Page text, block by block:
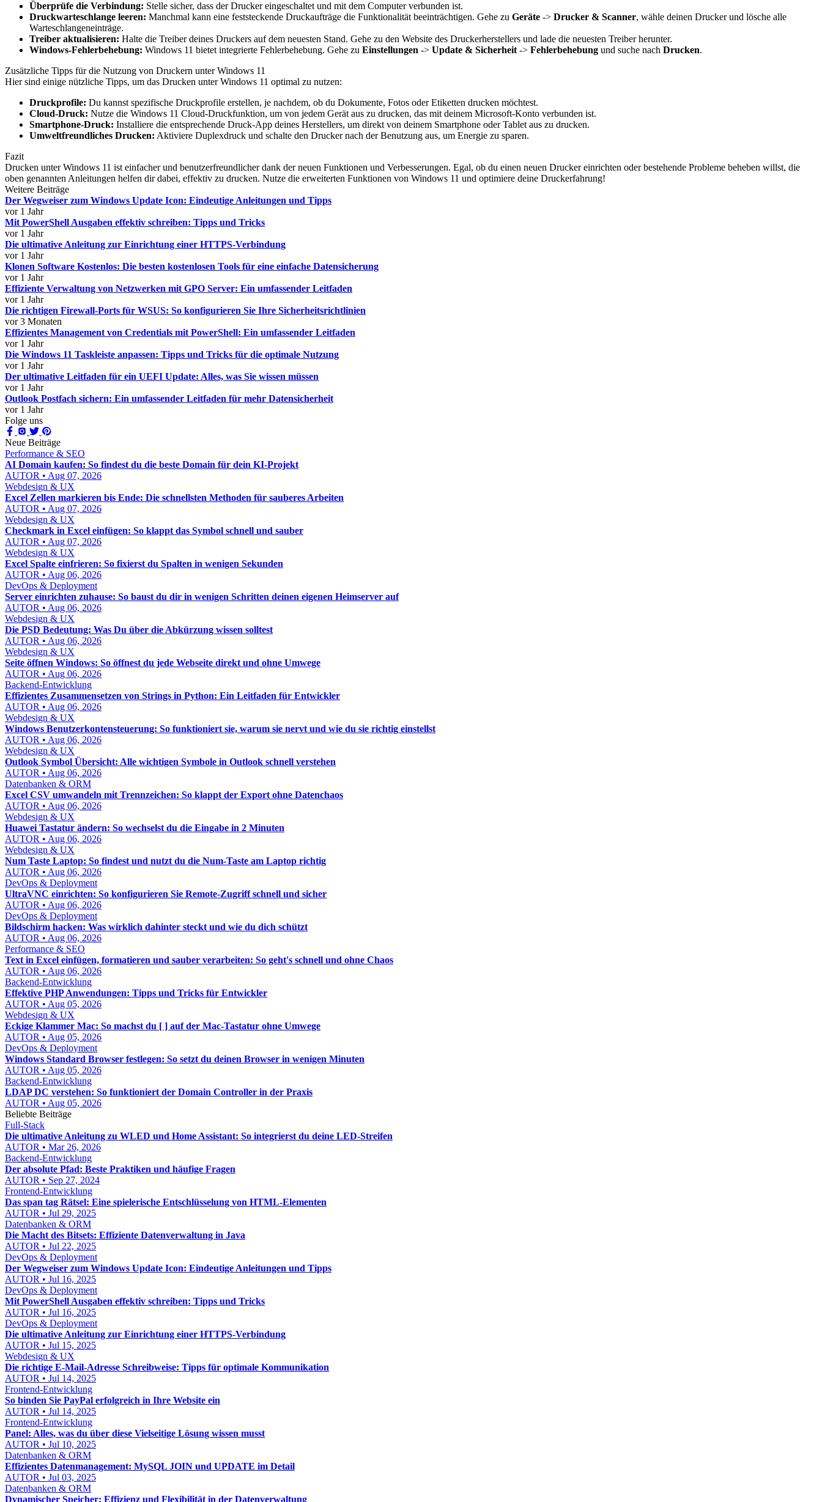
Überprüfe die Verbindung: Stelle sicher, dass der Drucker eingeschaltet und mit dem Computer verbunden ist.
Druckwarteschlange leeren: Manchmal kann eine feststeckende Druckaufträge die Funktionalität beeinträchtigen. Gehe zu Geräte -> Drucker & Scanner, wähle deinen Drucker und lösche alle
Warteschlangeneinträge.
Treiber aktualisieren: Halte die Treiber deines Druckers auf dem neuesten Stand. Gehe zu den Website des Druckerherstellers und lade die neuesten Treiber herunter.
Windows-Fehlerbehebung: Windows 11 bietet integrierte Fehlerbehebung. Gehe zu Einstellungen -> Update & Sicherheit -> Fehlerbehebung und suche nach Drucken.
Zusätzliche Tipps für die Nutzung von Druckern unter Windows 11
Hier sind einige nützliche Tipps, um das Drucken unter Windows 11 optimal zu nutzen:
Druckprofile: Du kannst spezifische Druckprofile erstellen, je nachdem, ob du Dokumente, Fotos oder Etiketten drucken möchtest.
Cloud-Druck: Nutze die Windows 11 Cloud-Druckfunktion, um von jedem Gerät aus zu drucken, das mit deinem Microsoft-Konto verbunden ist.
Smartphone-Druck: Installiere die entsprechende Druck-App deines Herstellers, um direkt von deinem Smartphone oder Tablet aus zu drucken.
Umweltfreundliches Drucken: Aktiviere Duplexdruck und schalte den Drucker nach der Benutzung aus, um Energie zu sparen.
Fazit
Drucken unter Windows 11 ist einfacher und benutzerfreundlicher dank der neuen Funktionen und Verbesserungen. Egal, ob du einen neuen Drucker einrichten oder bestehende Probleme beheben willst, die
oben genannten Anleitungen helfen dir dabei, effektiv zu drucken. Nutze die erweiterten Funktionen von Windows 11 und optimiere deine Druckerfahrung!
Weitere Beiträge
Der Wegweiser zum Windows Update Icon: Eindeutige Anleitungen und Tipps
vor 1 Jahr
Mit PowerShell Ausgaben effektiv schreiben: Tipps und Tricks
vor 1 Jahr
Die ultimative Anleitung zur Einrichtung einer HTTPS-Verbindung
vor 1 Jahr
Klonen Software Kostenlos: Die besten kostenlosen Tools für eine einfache Datensicherung
vor 1 Jahr
Effiziente Verwaltung von Netzwerken mit GPO Server: Ein umfassender Leitfaden
vor 1 Jahr
Die richtigen Firewall-Ports für WSUS: So konfigurieren Sie Ihre Sicherheitsrichtlinien
vor 3 Monaten
Effizientes Management von Credentials mit PowerShell: Ein umfassender Leitfaden
vor 1 Jahr
Die Windows 11 Taskleiste anpassen: Tipps und Tricks für die optimale Nutzung
vor 1 Jahr
Der ultimative Leitfaden für ein UEFI Update: Alles, was Sie wissen müssen
vor 1 Jahr
Outlook Postfach sichern: Ein umfassender Leitfaden für mehr Datensicherheit
vor 1 Jahr
Folge uns
Neue Beiträge
Performance & SEO
AI Domain kaufen: So findest du die beste Domain für dein KI-Projekt
AUTOR • Aug 07, 2026
Webdesign & UX
Excel Zellen markieren bis Ende: Die schnellsten Methoden für sauberes Arbeiten
AUTOR • Aug 07, 2026
Webdesign & UX
Checkmark in Excel einfügen: So klappt das Symbol schnell und sauber
AUTOR • Aug 07, 2026
Webdesign & UX
Excel Spalte einfrieren: So fixierst du Spalten in wenigen Sekunden
AUTOR • Aug 06, 2026
DevOps & Deployment
Server einrichten zuhause: So baust du dir in wenigen Schritten deinen eigenen Heimserver auf
AUTOR • Aug 06, 2026
Webdesign & UX
Die PSD Bedeutung: Was Du über die Abkürzung wissen solltest
AUTOR • Aug 06, 2026
Webdesign & UX
Seite öffnen Windows: So öffnest du jede Webseite direkt und ohne Umwege
AUTOR • Aug 06, 2026
Backend-Entwicklung
Effizientes Zusammensetzen von Strings in Python: Ein Leitfaden für Entwickler
AUTOR • Aug 06, 2026
Webdesign & UX
Windows Benutzerkontensteuerung: So funktioniert sie, warum sie nervt und wie du sie richtig einstellst
AUTOR • Aug 06, 2026
Webdesign & UX
Outlook Symbol Übersicht: Alle wichtigen Symbole in Outlook schnell verstehen
AUTOR • Aug 06, 2026
Datenbanken & ORM
Excel CSV umwandeln mit Trennzeichen: So klappt der Export ohne Datenchaos
AUTOR • Aug 06, 2026
Webdesign & UX
Huawei Tastatur ändern: So wechselst du die Eingabe in 2 Minuten
AUTOR • Aug 06, 2026
Webdesign & UX
Num Taste Laptop: So findest und nutzt du die Num-Taste am Laptop richtig
AUTOR • Aug 06, 2026
DevOps & Deployment
UltraVNC einrichten: So konfigurieren Sie Remote-Zugriff schnell und sicher
AUTOR • Aug 06, 2026
DevOps & Deployment
Bildschirm hacken: Was wirklich dahinter steckt und wie du dich schützt
AUTOR • Aug 06, 2026
Performance & SEO
Text in Excel einfügen, formatieren und sauber verarbeiten: So geht's schnell und ohne Chaos
AUTOR • Aug 06, 2026
Backend-Entwicklung
Effektive PHP Anwendungen: Tipps und Tricks für Entwickler
AUTOR • Aug 05, 2026
Webdesign & UX
Eckige Klammer Mac: So machst du [ ] auf der Mac-Tastatur ohne Umwege
AUTOR • Aug 05, 2026
DevOps & Deployment
Windows Standard Browser festlegen: So setzt du deinen Browser in wenigen Minuten
AUTOR • Aug 05, 2026
Backend-Entwicklung
LDAP DC verstehen: So funktioniert der Domain Controller in der Praxis
AUTOR • Aug 05, 2026
Beliebte Beiträge
Full-Stack
Die ultimative Anleitung zu WLED und Home Assistant: So integrierst du deine LED-Streifen
AUTOR • Mar 26, 2026
Backend-Entwicklung
Der absolute Pfad: Beste Praktiken und häufige Fragen
AUTOR • Sep 27, 2024
Frontend-Entwicklung
Das span tag Rätsel: Eine spielerische Entschlüsselung von HTML-Elementen
AUTOR • Jul 29, 2025
Datenbanken & ORM
Die Macht des Bitsets: Effiziente Datenverwaltung in Java
AUTOR • Jul 22, 2025
DevOps & Deployment
Der Wegweiser zum Windows Update Icon: Eindeutige Anleitungen und Tipps
AUTOR • Jul 16, 2025
DevOps & Deployment
Mit PowerShell Ausgaben effektiv schreiben: Tipps und Tricks
AUTOR • Jul 16, 2025
DevOps & Deployment
Die ultimative Anleitung zur Einrichtung einer HTTPS-Verbindung
AUTOR • Jul 15, 2025
Webdesign & UX
Die richtige E-Mail-Adresse Schreibweise: Tipps für optimale Kommunikation
AUTOR • Jul 14, 2025
Frontend-Entwicklung
So binden Sie PayPal erfolgreich in Ihre Website ein
AUTOR • Jul 14, 2025
Frontend-Entwicklung
Panel: Alles, was du über diese Vielseitige Lösung wissen musst
AUTOR • Jul 10, 2025
Datenbanken & ORM
Effizientes Datenmanagement: MySQL JOIN und UPDATE im Detail
AUTOR • Jul 03, 2025
Datenbanken & ORM
Dynamischer Speicher: Effizienz und Flexibilität in der Datenverwaltung